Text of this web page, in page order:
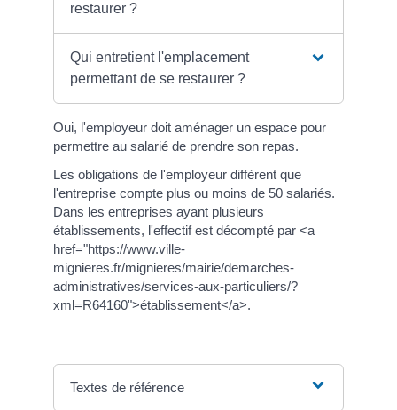
restaurer ?
Qui entretient l'emplacement
permettant de se restaurer ?
Oui, l'employeur doit aménager un espace pour
permettre au salarié de prendre son repas.
Les obligations de l'employeur diffèrent que
l'entreprise compte plus ou moins de 50 salariés.
Dans les entreprises ayant plusieurs
établissements, l'effectif est décompté par <a
href="https://www.ville-
mignieres.fr/mignieres/mairie/demarches-
administratives/services-aux-particuliers/?
xml=R64160">établissement</a>.
Textes de référence